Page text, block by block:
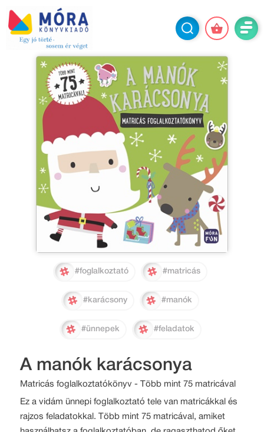
#foglalkoztató #matricás
#karácsony #manók
#ünnepek #feladatok
A manók karácsonya
Matricás foglalkoztatókönyv - Több mint 75 matricával
Ez a vidám ünnepi foglalkoztató tele van matricákkal és
rajzos feladatokkal. Több mint 75 matricával, amiket